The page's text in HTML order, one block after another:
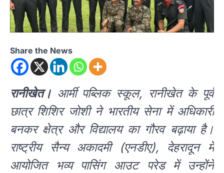
Share the News
रानीखेत। आर्मी पब्लिक स्कूल, रानीखेत के पूर्व
छात्र शिशिर जोशी ने भारतीय सेना में अधिकारी
बनकर क्षेत्र और विद्यालय का गौरव बढ़ाया है।
राष्ट्रीय सैन्य अकादमी (एनडीए), देहरादून में
आयोजित भव्य पासिंग आउट परेड में उन्होंने